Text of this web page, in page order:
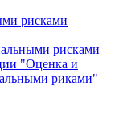
рисками
рисками
"Оценка и
риками"